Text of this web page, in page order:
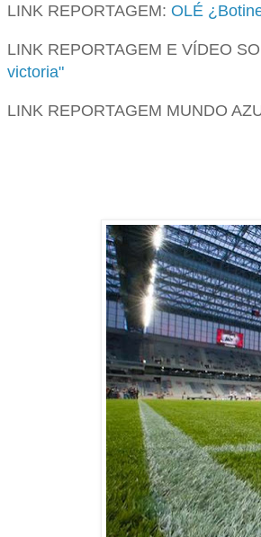
LINK REPORTAGEM: OLÉ
LINK REPORTAGEM E VÍDEO
victoria"
LINK REPORTAGEM MUNDO